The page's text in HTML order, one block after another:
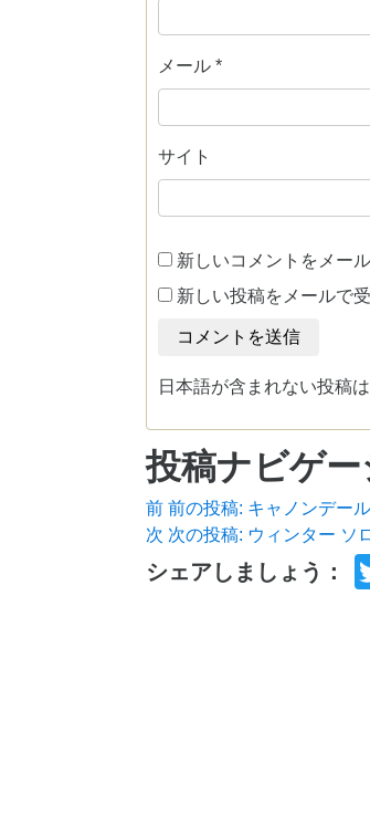
メール *
サイト
新しいコメントをメー
新しい投稿をメールで
日本語が含まれない投稿
投稿ナビゲ
前 前の投稿: キャノンデー
次 次の投稿: ウィンター ソ
シェアしましょう：